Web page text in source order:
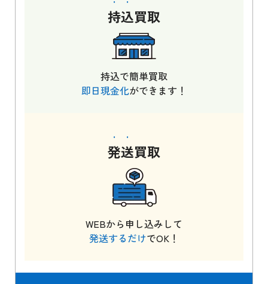
持込買取
持込で簡単買取
即日現金化ができます！
発送買取
WEBから申し込みして
発送するだけでOK！